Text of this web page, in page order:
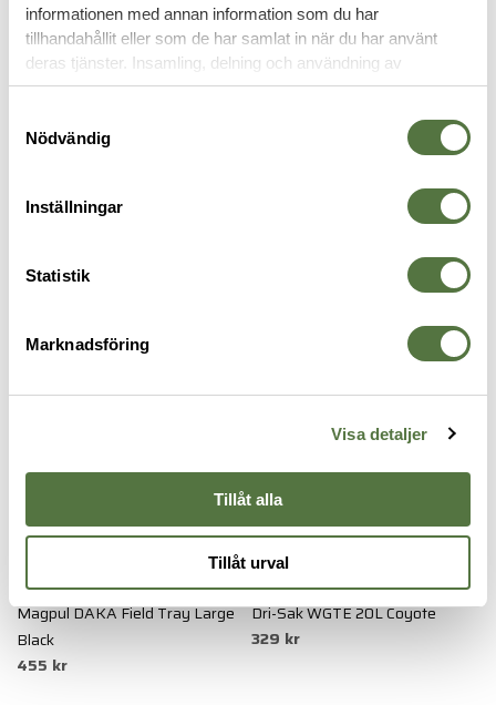
informationen med annan information som du har
tillhandahållit eller som de har samlat in när du har använt
deras tjänster. Insamling, delning och användning av
personuppgifter kan användas för personalisering av
Nödvändig
Inställningar
Statistik
Marknadsföring
Visa detaljer
Tillåt alla
Tillåt urval
BESKRIVNING
MAGPUL
Magpul DAKA Field Tray Large
Black
455 kr
SNUGPAK
Dri-Sak WGTE 20L Coyote
329 kr